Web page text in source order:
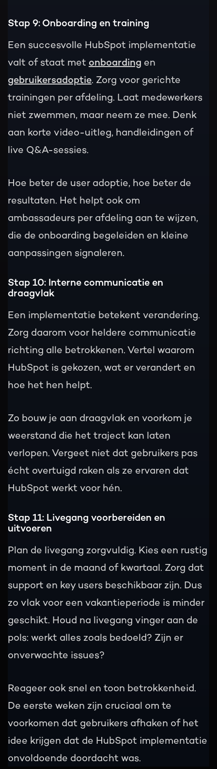
Stap 9: Onboarding en training
Een succesvolle HubSpot implementatie
valt of staat met onboarding en
gebruikersadoptie. Zorg voor gerichte
trainingen per afdeling. Laat medewerkers
niet zwemmen, maar neem ze mee. Denk
aan korte video-uitleg, handleidingen of
live Q&A-sessies.
Hoe beter de user adoptie, hoe beter de
resultaten. Het helpt ook om
ambassadeurs per afdeling aan te wijzen,
die de onboarding begeleiden en kleine
aanpassingen signaleren.
Stap 10: Interne communicatie en
draagvlak
Een implementatie betekent verandering.
Zorg daarom voor heldere communicatie
richting alle betrokkenen. Vertel waarom
HubSpot is gekozen, wat er verandert en
hoe het hen helpt.
Zo bouw je aan draagvlak en voorkom je
weerstand die het traject kan laten
verlopen. Vergeet niet dat gebruikers pas
écht overtuigd raken als ze ervaren dat
HubSpot werkt voor hén.
Stap 11: Livegang voorbereiden en
uitvoeren
Plan de livegang zorgvuldig. Kies een rustig
moment in de maand of kwartaal. Zorg dat
support en key users beschikbaar zijn. Dus
zo vlak voor een vakantieperiode is minder
geschikt. Houd na livegang vinger aan de
pols: werkt alles zoals bedoeld? Zijn er
onverwachte issues?
Reageer ook snel en toon betrokkenheid.
De eerste weken zijn cruciaal om te
voorkomen dat gebruikers afhaken of het
idee krijgen dat de HubSpot implementatie
onvoldoende doordacht was.